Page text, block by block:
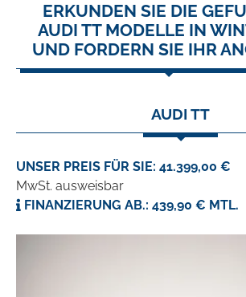
ERKUNDEN SIE DIE
AUDI TT MODELLE IN
UND FORDERN SIE IHR
AUDI TT
UNSER PREIS FÜR SIE: 41.399,00 €
MwSt. ausweisbar
FINANZIERUNG AB.: 439,90 € MTL.